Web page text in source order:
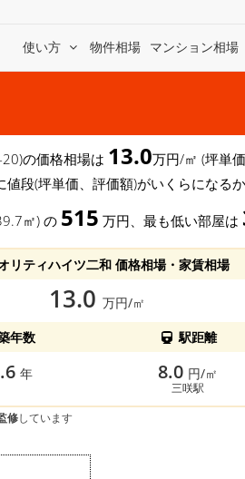
使い方 物件相場 マンション相場
の価格相場は 13.0万円/㎡ (坪単
段(坪単価、評価額)がいくらになる
㎡) の 515 万円、最も低い部屋は
リティハイツ二和 価格相場・家賃相場
13.0 万円/㎡
年数 駅距離
年 8.0 円/㎡
三咲駅
修しています